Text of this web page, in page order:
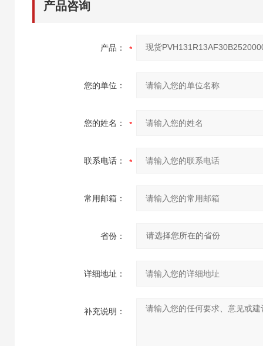
产品咨询
产品：
您的单位：
您的姓名：
联系电话：
常用邮箱：
省份：
详细地址：
补充说明：